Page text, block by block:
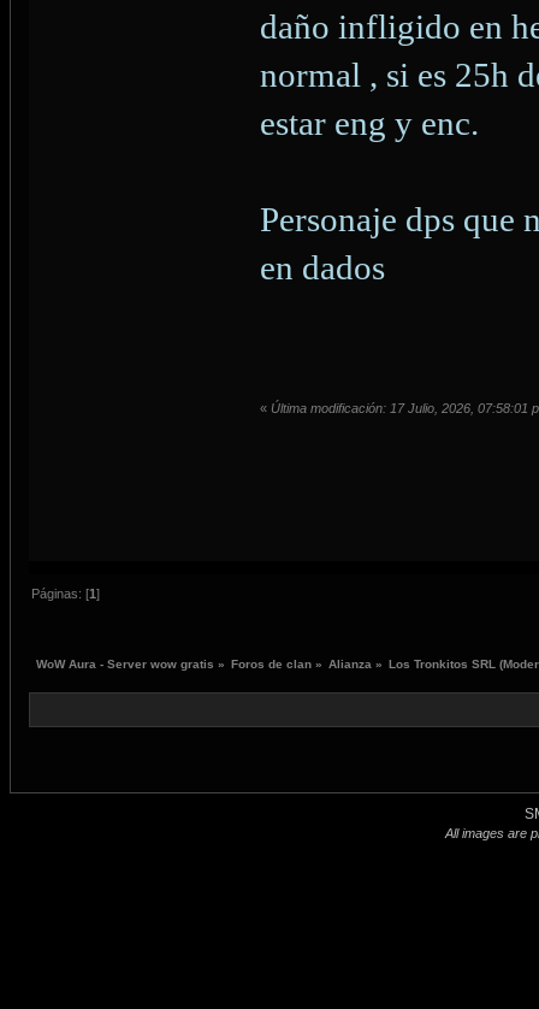
daño infligido en
normal , si es 25h
estar eng y enc.
Personaje dps que
en dados
« Última modificación: 17 Julio, 2026, 07:58:01
Páginas: [1]
WoW Aura - Server wow gratis » Foros de clan » Alianza » Los Tronkitos SRL
All images are